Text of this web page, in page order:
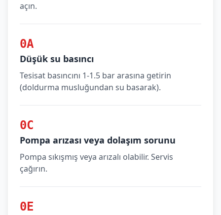
açın.
0A
Düşük su basıncı
Tesisat basıncını 1-1.5 bar arasına getirin
(doldurma musluğundan su basarak).
0C
Pompa arızası veya dolaşım sorunu
Pompa sıkışmış veya arızalı olabilir. Servis
çağırın.
0E